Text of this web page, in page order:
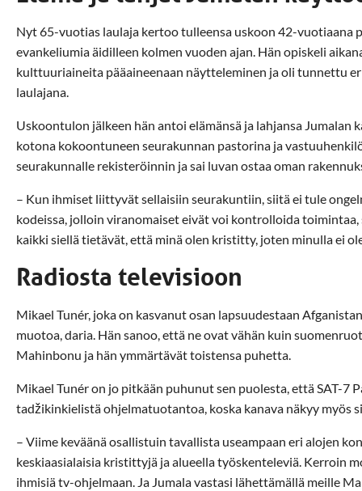
Nyt 65-vuotias laulaja kertoo tulleensa uskoon 42-vuotiaana
evankeliumia äidilleen kolmen vuoden ajan. Hän opiskeli
kulttuuriaineita pääaineenaan näytteleminen ja oli tunnettu
laulajana.
Uskoontulon jälkeen hän antoi elämänsä ja lahjansa Jumalan
kotona kokoontuneen seurakunnan pastorina ja
seurakunnalle rekisteröinnin ja sai luvan ostaa oman
– Kun ihmiset liittyvät sellaisiin seurakuntiin, siitä ei tule
kodeissa, jolloin viranomaiset eivät voi kontrolloida
kaikki siellä tietävät, että minä olen kristitty, joten minulla ei
Radiosta televisioon
Mikael Tunér, joka on kasvanut osan lapsuudestaan
muotoa, daria. Hän sanoo, että ne ovat vähän kuin
Mahinbonu ja hän ymmärtävät toistensa puhetta.
Mikael Tunér on jo pitkään puhunut sen puolesta, että SAT-7
tadžikinkielistä ohjelmatuotantoa, koska kanava näkyy myös
– Viime keväänä osallistuin tavallista useampaan eri alojen
keskiaasialaisia kristittyjä ja alueella työskenteleviä. Kerroin
ihmisiä tv-ohjelmaan. Ja Jumala vastasi lähettämällä meille